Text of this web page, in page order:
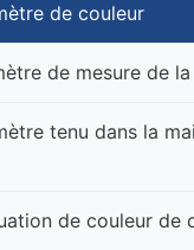
de couleur
de mesure de
tenu dans la
de couleur de